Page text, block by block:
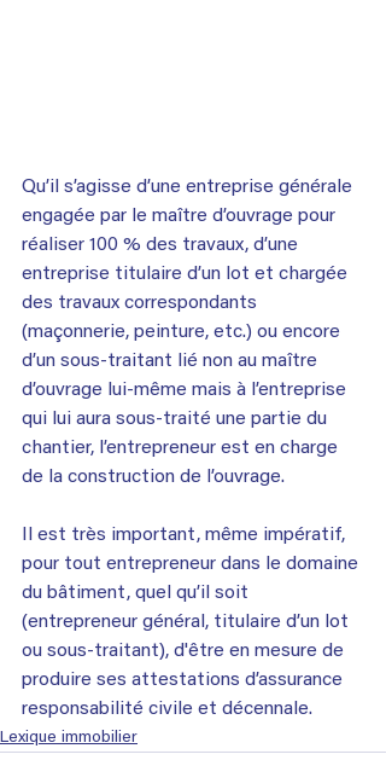
Qu’il s’agisse d’une entreprise générale
engagée par le maître d’ouvrage pour
réaliser 100 % des travaux, d’une
entreprise titulaire d’un lot et chargée
des travaux correspondants
(maçonnerie, peinture, etc.) ou encore
d’un sous-traitant lié non au maître
d’ouvrage lui-même mais à l’entreprise
qui lui aura sous-traité une partie du
chantier, l’entrepreneur est en charge
de la construction de l’ouvrage.
Il est très important, même impératif,
pour tout entrepreneur dans le domaine
du bâtiment, quel qu’il soit
(entrepreneur général, titulaire d’un lot
ou sous-traitant), d'être en mesure de
produire ses attestations d’assurance
responsabilité civile et décennale.
Lexique immobilier